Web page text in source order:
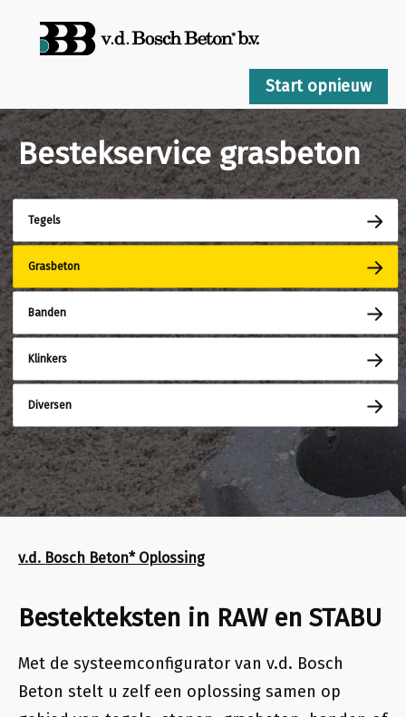
Start opnieuw
Bestekservice grasbeton
Tegels
Grasbeton
Banden
Klinkers
Diversen
v.d. Bosch Beton* Oplossing
Bestekteksten in RAW en STABU
Met de systeemconfigurator van v.d. Bosch
Beton stelt u zelf een oplossing samen op